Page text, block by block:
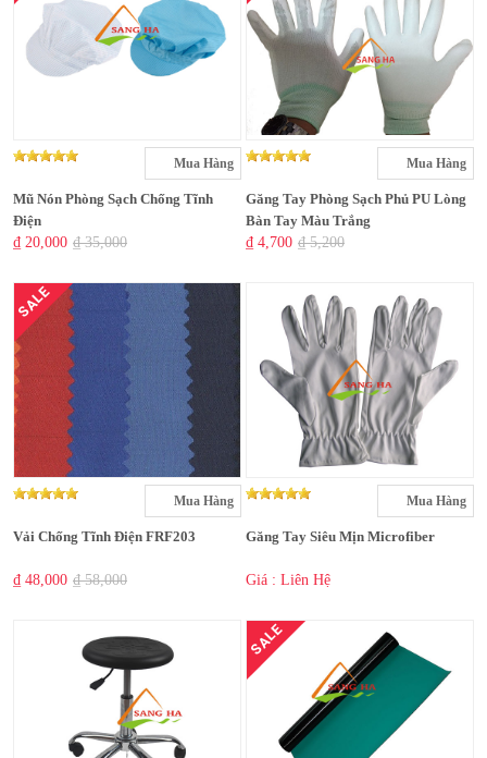
Mua Hàng
Mũ Nón Phòng Sạch Chống Tĩnh
Điện
₫ 20,000 ₫ 35,000
Mua Hàng
Găng Tay Phòng Sạch Phủ PU Lòng
Bàn Tay Màu Trắng
₫ 4,700 ₫ 5,200
SALE
Mua Hàng
Vải Chống Tĩnh Điện FRF203
₫ 48,000 ₫ 58,000
Mua Hàng
Găng Tay Siêu Mịn Microfiber
Giá : Liên Hệ
SALE